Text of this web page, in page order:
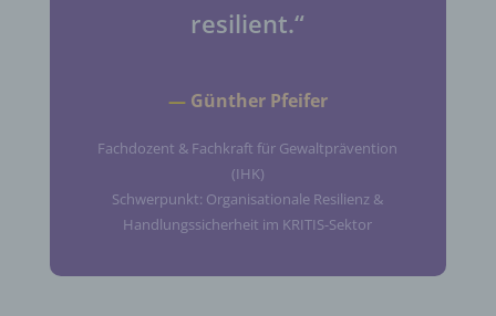
resilient.“
— Günther Pfeifer
Fachdozent & Fachkraft für Gewaltprävention
(IHK)
Schwerpunkt: Organisationale Resilienz &
Handlungssicherheit im KRITIS-Sektor